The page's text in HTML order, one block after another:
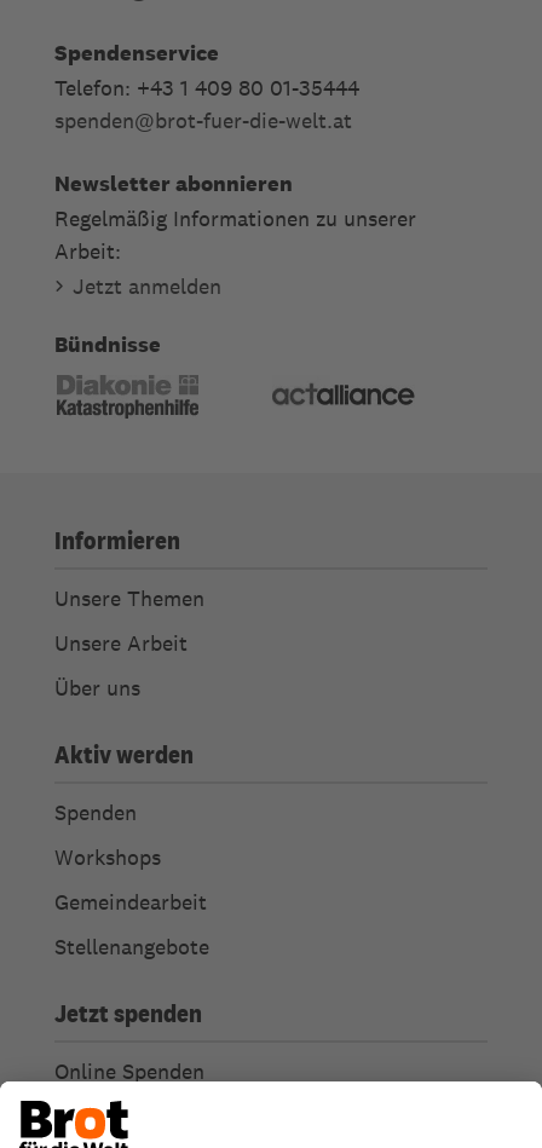
Spendenservice
Telefon: +43 1 409 80 01-35444
spenden@brot-fuer-die-welt.at
Newsletter abonnieren
Regelmäßig Informationen zu unserer
Arbeit:
Jetzt anmelden
Bündnisse
Informieren
Unsere Themen
Unsere Arbeit
Über uns
Aktiv werden
Spenden
Workshops
Gemeindearbeit
Stellenangebote
Jetzt spenden
Online Spenden
Weitere Spendenmöglichkeiten